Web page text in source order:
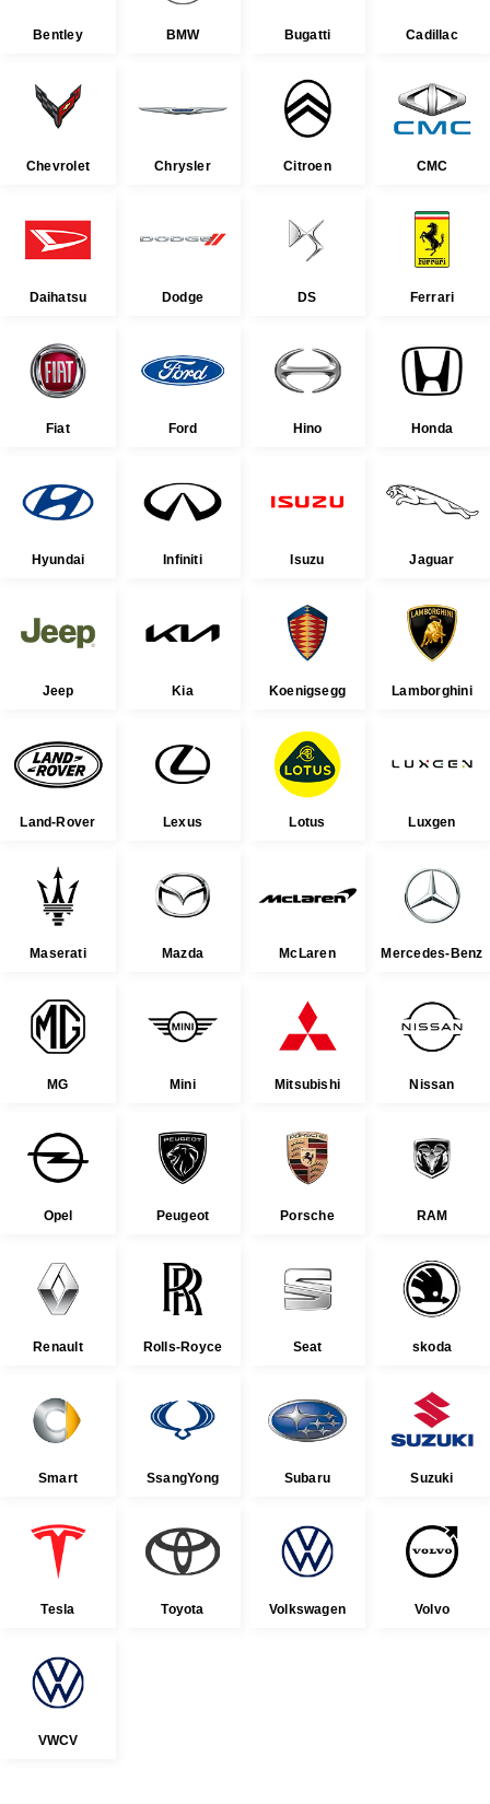
Bentley BMW Bugatti Cadillac
Chevrolet Chrysler Citroen CMC
Daihatsu Dodge DS Ferrari
Fiat Ford Hino Honda
Hyundai Infiniti Isuzu Jaguar
Jeep Kia Koenigsegg Lamborghini
Land-Rover Lexus Lotus Luxgen
Maserati Mazda McLaren Mercedes-Benz
MG Mini Mitsubishi Nissan
Opel Peugeot Porsche RAM
Renault Rolls-Royce Seat skoda
Smart SsangYong Subaru Suzuki
Tesla Toyota Volkswagen Volvo
VWCV